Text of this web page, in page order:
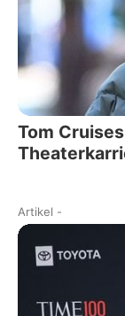
Tom
Artikel -